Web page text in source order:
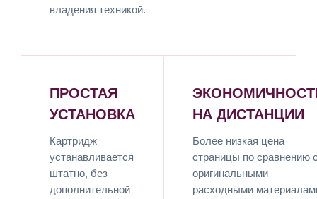
владения техникой.
ПРОСТАЯ
УСТАНОВКА
Картридж
устанавливается
штатно, без
дополнительной
НА ДИСТАНЦИИ
Более низкая цена
страницы по сравнению
оригинальными
расходными